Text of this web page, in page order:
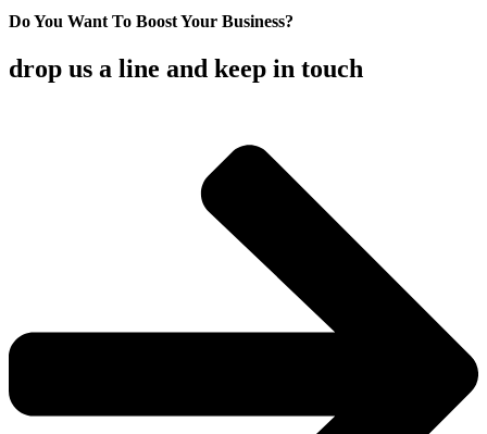
Do You Want To Boost Your Business?
drop us a line and keep in touch